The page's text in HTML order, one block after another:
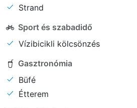
Strand
Sport és szabadidő
Vízibicikli kölcsönzés
Gasztronómia
Büfé
Étterem